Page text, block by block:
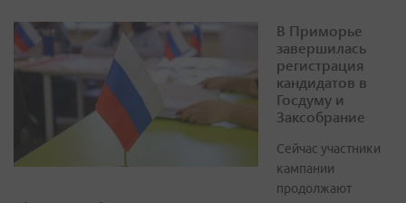
В Приморье
завершилась
регистрация
кандидатов в
Госдуму и
Заксобрание
Сейчас участники
кампании
продолжают